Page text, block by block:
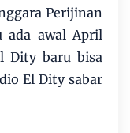
Perijinan
ada awal April
Dity baru bisa
El Dity sabar